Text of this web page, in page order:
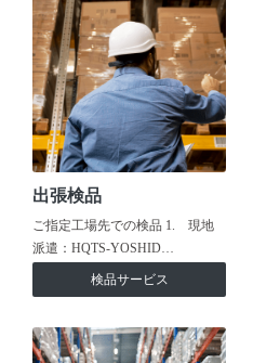
出張検品
ご指定工場先での検品 1. 現地
派遣：HQTS-YOSHID…
検品サービス